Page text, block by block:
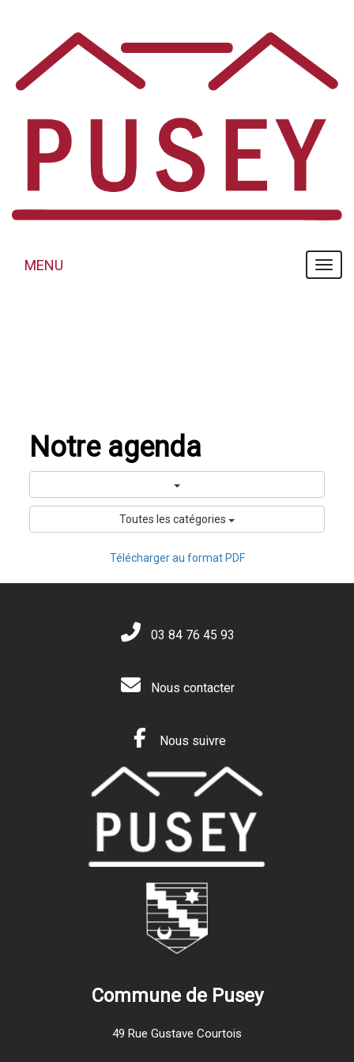
MENU
MENU
Notre agenda
Toutes les catégories
Télécharger au format PDF
03 84 76 45 93
Nous contacter
Nous suivre
Commune de Pusey
49 Rue Gustave Courtois